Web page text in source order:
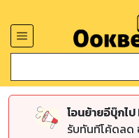
โอนย้ายอีบุ๊กไ
รับทันทีโค้ดลด